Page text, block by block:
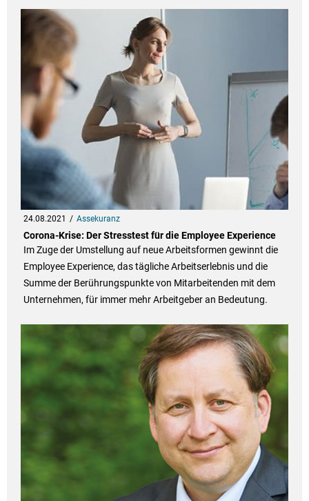
24.08.2021 Assekuranz
Corona-Krise: Der Stresstest für die Employee Experience
Im Zuge der Umstellung auf neue Arbeitsformen gewinnt die
Employee Experience, das tägliche Arbeitserlebnis und die
Summe der Berührungspunkte von Mitarbeitenden mit dem
Unternehmen, für immer mehr Arbeitgeber an Bedeutung.